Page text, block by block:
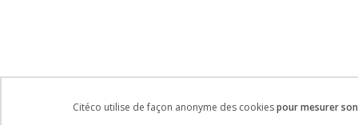
Citéco utilise de façon anonyme des cookiespour mesurer